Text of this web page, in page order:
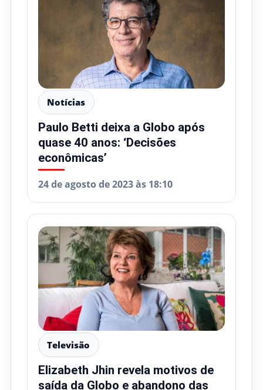
Notícias
Paulo Betti deixa a Globo após
quase 40 anos: ‘Decisões
econômicas’
24 de agosto de 2023 às 18:10
Televisão
Elizabeth Jhin revela motivos de
saída da Globo e abandono das